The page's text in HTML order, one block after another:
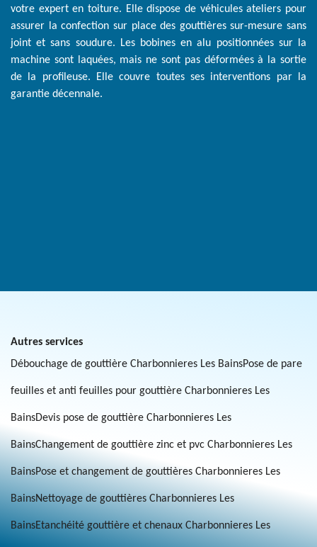
votre expert en toiture. Elle dispose de véhicules ateliers pour
assurer la confection sur place des gouttières sur-mesure sans
joint et sans soudure. Les bobines en alu positionnées sur la
machine sont laquées, mais ne sont pas déformées à la sortie
de la profileuse. Elle couvre toutes ses interventions par la
garantie décennale.
Autres services
Débouchage de gouttière Charbonnieres Les BainsPose de pare
feuilles et anti feuilles pour gouttière Charbonnieres Les
BainsDevis pose de gouttière Charbonnieres Les
BainsChangement de gouttière zinc et pvc Charbonnieres Les
BainsPose et changement de gouttières Charbonnieres Les
BainsNettoyage de gouttières Charbonnieres Les
BainsEtanchéité gouttière et chenaux Charbonnieres Les